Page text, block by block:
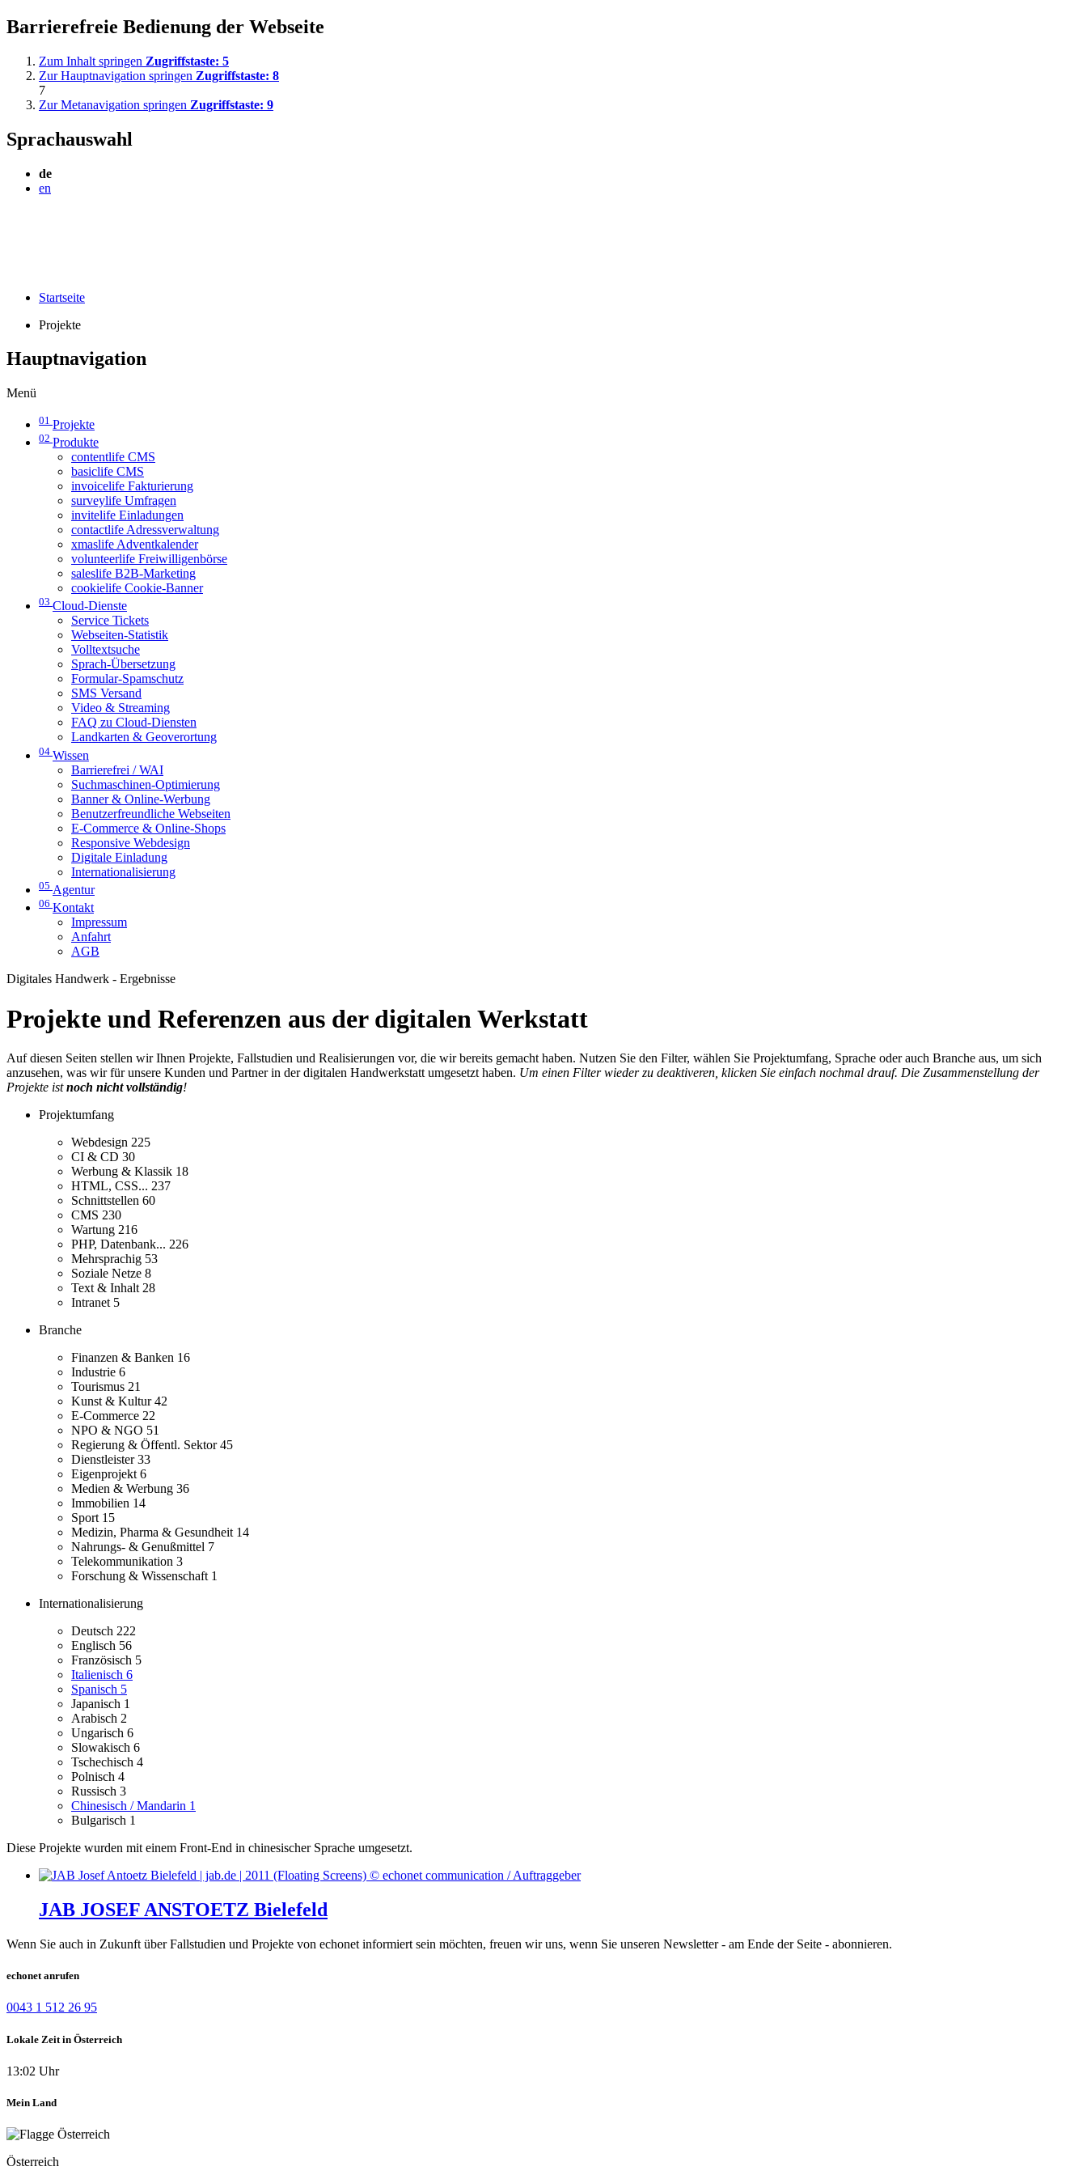
Barrierefreie Bedienung der Webseite
Zum Inhalt springen Zugriffstaste: 5
Zur Hauptnavigation springen Zugriffstaste: 8
7
Zur Metanavigation springen Zugriffstaste: 9
Sprachauswahl
de
en
Startseite
Projekte
Hauptnavigation
Menü
01 Projekte
02 Produkte
contentlife CMS
basiclife CMS
invoicelife Fakturierung
surveylife Umfragen
invitelife Einladungen
contactlife Adressverwaltung
xmaslife Adventkalender
volunteerlife Freiwilligenbörse
saleslife B2B-Marketing
cookielife Cookie-Banner
03 Cloud-Dienste
Service Tickets
Webseiten-Statistik
Volltextsuche
Sprach-Übersetzung
Formular-Spamschutz
SMS Versand
Video & Streaming
FAQ zu Cloud-Diensten
Landkarten & Geoverortung
04 Wissen
Barrierefrei / WAI
Suchmaschinen-Optimierung
Banner & Online-Werbung
Benutzerfreundliche Webseiten
E-Commerce & Online-Shops
Responsive Webdesign
Digitale Einladung
Internationalisierung
05 Agentur
06 Kontakt
Impressum
Anfahrt
AGB
Digitales Handwerk - Ergebnisse
Projekte und Referenzen aus der digitalen Werkstatt
Auf diesen Seiten stellen wir Ihnen Projekte, Fallstudien und Realisierungen vor, die wir bereits gemacht haben. Nutzen Sie den Filter, wählen Sie Projektumfang, Sprache oder auch Branche aus, um sich
anzusehen, was wir für unsere Kunden und Partner in der digitalen Handwerkstatt umgesetzt haben. Um einen Filter wieder zu deaktiveren, klicken Sie einfach nochmal drauf. Die Zusammenstellung der
Projekte istnoch nicht vollständig!
Projektumfang
Webdesign 225
CI & CD 30
Werbung & Klassik 18
HTML, CSS... 237
Schnittstellen 60
CMS 230
Wartung 216
PHP, Datenbank... 226
Mehrsprachig 53
Soziale Netze 8
Text & Inhalt 28
Intranet 5
Branche
Finanzen & Banken 16
Industrie 6
Tourismus 21
Kunst & Kultur42
E-Commerce 22
NPO & NGO 51
Regierung & Öffentl. Sektor45
Dienstleister33
Eigenprojekt 6
Medien & Werbung 36
Immobilien 14
Sport 15
Medizin, Pharma & Gesundheit 14
Nahrungs- & Genußmittel 7
Telekommunikation 3
Forschung & Wissenschaft 1
Internationalisierung
Deutsch 222
Englisch 56
Französisch 5
Italienisch 6
Spanisch 5
Japanisch 1
Arabisch 2
Ungarisch 6
Slowakisch 6
Tschechisch 4
Polnisch 4
Russisch 3
Chinesisch / Mandarin 1
Bulgarisch 1
Diese Projekte wurden mit einem Front-End in chinesischer Sprache umgesetzt.
JAB JOSEF ANSTOETZ Bielefeld
Wenn Sie auch in Zukunft über Fallstudien und Projekte von echonet informiert sein möchten, freuen wir uns, wenn Sie unseren Newsletter - am Ende der Seite - abonnieren.
echonet anrufen
0043 1 512 26 95
Lokale Zeit in Österreich
13:02 Uhr
Mein Land
Österreich